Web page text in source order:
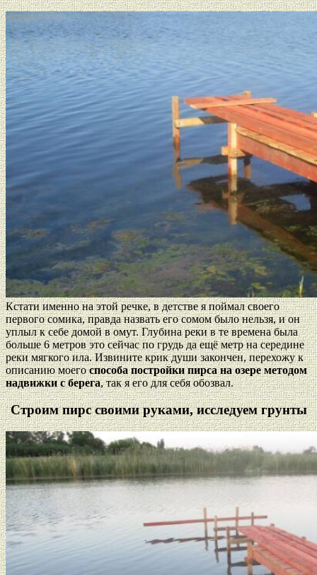
Кстати именно на этой речке, в детстве я поймал своего
первого сомика, правда назвать его сомом было нельзя, и он
уплыл к себе домой в омут. Глубина реки в те времена была
больше 6 метров это сейчас по грудь да ещё метр на середине
реки мягкого ила. Извините крик души закончен, перехожу к
описанию моегоспособа постройки пирса на озере методом
надвижки с берега, так я его для себя обозвал.
Строим пирс своими руками, исследуем грунты